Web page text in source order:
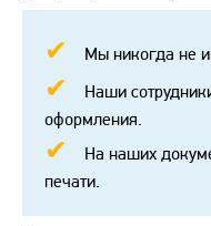
Мы никогда не
Наши
оформления.
На наших
печати.